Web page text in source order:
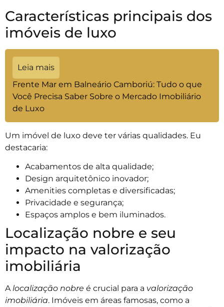
Características principais dos
imóveis de luxo
Leia mais
Frente Mar em Balneário Camboriú: Tudo o que
Você Precisa Saber Sobre o Mercado Imobiliário
de Luxo
Um imóvel de luxo deve ter várias qualidades. Eu
destacaria:
Acabamentos de alta qualidade;
Design arquitetônico inovador;
Amenities completas e diversificadas;
Privacidade e segurança;
Espaços amplos e bem iluminados.
Localização nobre e seu
impacto na valorização
imobiliária
Alocalização nobre é crucial para a valorização
imobiliária. Imóveis em áreas famosas, como a